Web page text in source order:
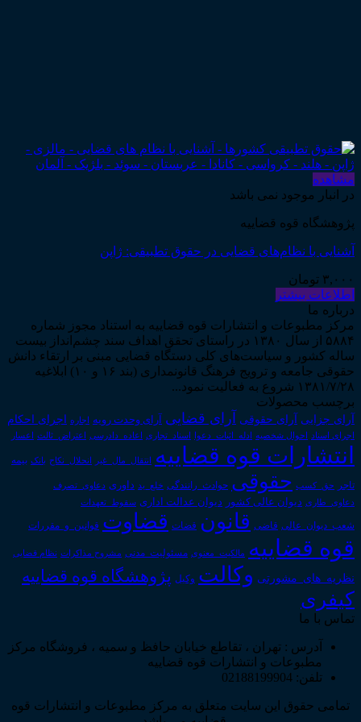
مشاهده
در انبار موجود نمی باشد
پژوهشگاه قوه قضاییه
آشنایی با نظام‌های قضایی در حقوق تطبیقی: ژاپن
۳,۰۰۰ تومان
اطلاعات بیشتر
درباره ما
مرکز مطبوعات و انتشارات قوه قضاییه به استناد مجوز شماره
۵۸۸۴ از سال ۱۳۸۰ در راستای تحقق اهداف سند چشم‌انداز بیست
ساله کشور و سیاست‌های کلی دستگاه قضایی مبنی بر ارتقاء دانش
حقوقی جامعه و ترویج فرهنگ قانونمداری (بند ۱۶ و ۱۰) ابلاغیه
۱۳۸۱/۷/۲۸ شروع به فعالیت نمود...
برچسب محصولات
آرای جزایی آرای حقوقی آرای قضایی آرای وحدت رویه اجاره اجرای احکام
اجرای اسناد احوال شخصیه ادله_اثبات_دعوا اسناد_تجاری اعاده_دادرسی اعتراض_ثالث اعسار
انتشارات قوه قضاییه انتقال_مال_غیر انحلال_نکاح بانک بیمه
تاجر حق_کسب حقوقی حوادث_رانندگی خلع_ید داوری دعاوی_تصرف
دعاوی_طاری دیوان عالی کشور دیوان عدالت اداری سقوط_تعهدات
شعب_دیوان_عالی قاضی قانون قضات قضاوت قوانین_و_مقررات
قوه قضاییه مالکیت_معنوی مسئولیت_مدنی مشروح مذاکرات نظام قضایی
نظریه_های_مشورتی وکالت وکیل پژوهشگاه قوه قضاییه
کیفری
تماس با ما
آدرس : تهران ، تقاطع خیابان حافظ و سمیه ، فروشگاه مرکز
مطبوعات و انتشارات قوه قضاییه
تلفن: 02188199904
تمامی حقوق این سایت متعلق به مرکز مطبوعات و انتشارات قوه